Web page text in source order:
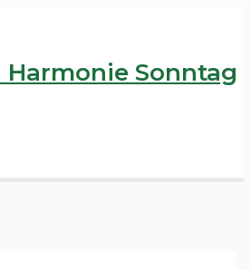
Sonntag